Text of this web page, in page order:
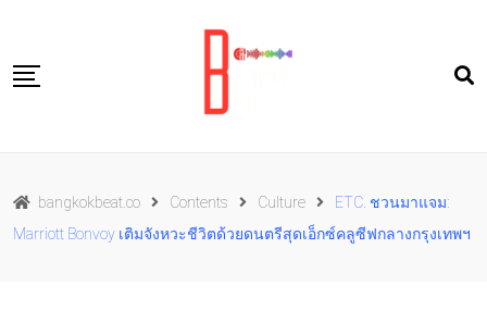
content
Food
bangkokbeat.co Contents Culture
ETC. ชวนมาแจม:
Marriott Bonvoy เติมจังหวะชีวิตด้วยดนตรีสุดเอ็กซ์คลูซีฟกลางกรุงเทพฯ